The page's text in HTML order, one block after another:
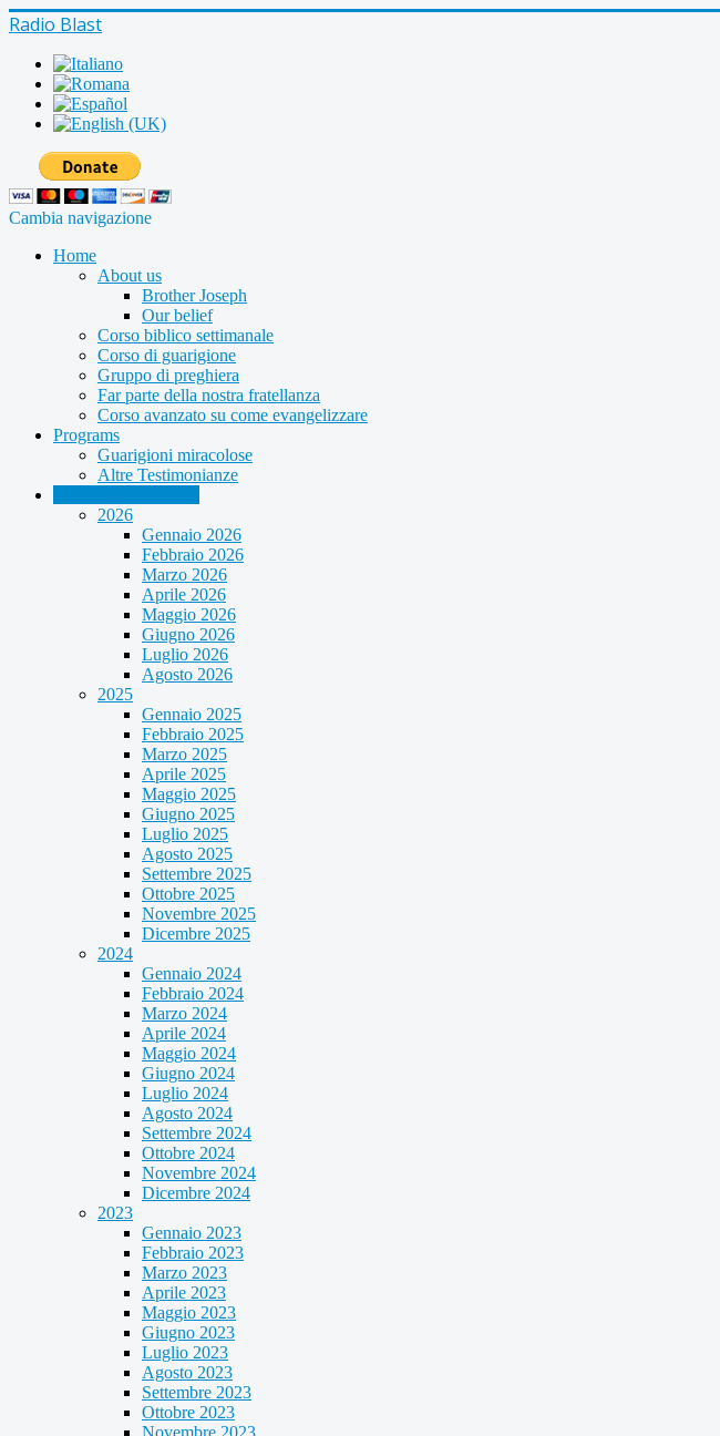
Radio Blast
Cambia navigazione
Home
About us
Brother Joseph
Our belief
Corso biblico settimanale
Corso di guarigione
Gruppo di preghiera
Far parte della nostra fratellanza
Corso avanzato su come evangelizzare
Programs
Guarigioni miracolose
Altre Testimonianze
2026
Gennaio 2026
Febbraio 2026
Marzo 2026
Aprile 2026
Maggio 2026
Giugno 2026
Luglio 2026
Agosto 2026
2025
Gennaio 2025
Febbraio 2025
Marzo 2025
Aprile 2025
Maggio 2025
Giugno 2025
Luglio 2025
Agosto 2025
Settembre 2025
Ottobre 2025
Novembre 2025
Dicembre 2025
2024
Gennaio 2024
Febbraio 2024
Marzo 2024
Aprile 2024
Maggio 2024
Giugno 2024
Luglio 2024
Agosto 2024
Settembre 2024
Ottobre 2024
Novembre 2024
Dicembre 2024
2023
Gennaio 2023
Febbraio 2023
Marzo 2023
Aprile 2023
Maggio 2023
Giugno 2023
Luglio 2023
Agosto 2023
Settembre 2023
Ottobre 2023
Novembre 2023